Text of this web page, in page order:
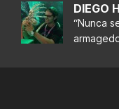
DIEGO
“Nunca